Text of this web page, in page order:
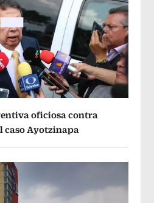
oficiosa contra
caso Ayotzinapa